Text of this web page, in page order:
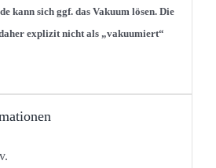
kann sich ggf. das Vakuum lösen. Die
explizit nicht als „vakuumiert“